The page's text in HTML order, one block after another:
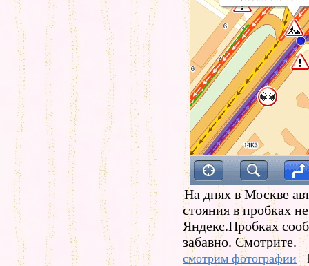
На днях в Москве
стояния в пробках
Яндекс.Пробках
забавно. Смотрите.
смотрим фотографии